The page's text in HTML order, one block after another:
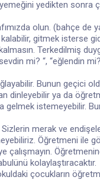
yedikten
olun. (bahçe de
gitmek isterse
Terkedilmiş
mi? “, “eğlendin
Bunun geçici
dinleyebilir ya da
istemeyebilir.
merak ve
Öğretmeni
çalışmayın.
kolaylaştıracaktır.
çocukların